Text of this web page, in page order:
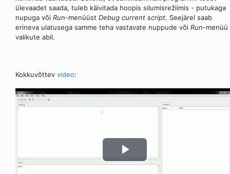
ülevaadet saada, tuleb käivitada hoopis silumisrežiimis - putukaga
nupuga või Run-menüüst Debug current script. Seejärel saab
erineva ulatusega samme teha vastavate nuppude või Run-menüü
valikute abil.
Kokkuvõttev video: